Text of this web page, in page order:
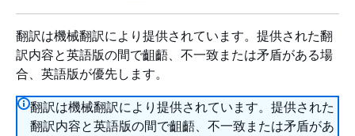
翻訳は機械翻訳により提供されています。提供された翻
訳内容と英語版の間で齟齬、不一致または矛盾がある場
合、英語版が優先します。
翻訳は機械翻訳により提供されています。提供された
翻訳内容と英語版の間で齟齬、不一致または矛盾があ